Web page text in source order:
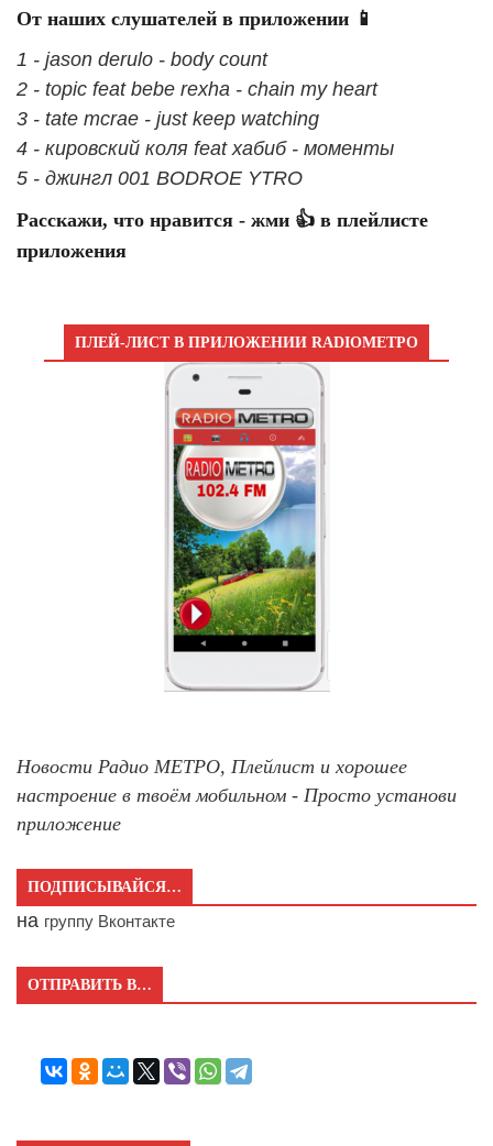
От наших слушателей в приложении 📱
1 - jason derulo - body count
2 - topic feat bebe rexha - chain my heart
3 - tate mcrae - just keep watching
4 - кировский коля feat хабиб - моменты
5 - джингл 001 BODROE YTRO
Расскажи, что нравится - жми 👍 в плейлисте
приложения
ПЛЕЙ-ЛИСТ В ПРИЛОЖЕНИИ RADIOМЕТРО
Новости Радио МЕТРО, Плейлист и хорошее
настроение в твоём мобильном - Просто установи
приложение
ПОДПИСЫВАЙСЯ…
на группу Вконтакте
ОТПРАВИТЬ В…